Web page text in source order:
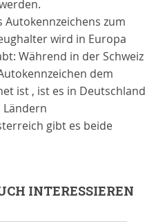
zum
wird in Europa
Während in der Schweiz
dem
ist , ist es in Deutschland
gibt es beide
INTERESSIEREN